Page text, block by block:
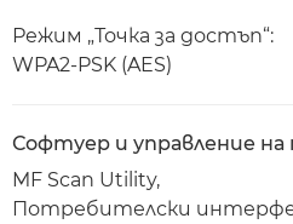
Режим „Точка за достъп“:
WPA2-PSK (AES)
Софтуер и управление
MF Scan Utility,
Потребителски